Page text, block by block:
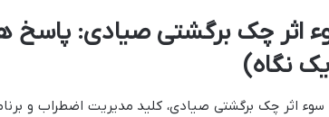
اثر چک برگشتی صیادی: پاسخ
نگاه)
سوء اثر چک برگشتی صیادی، کلید مدیریت اضطراب و